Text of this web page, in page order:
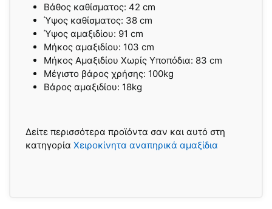
Βάθος καθίσματος: 42 cm
Ύψος καθίσματος: 38 cm
Ύψος αμαξιδίου: 91 cm
Μήκος αμαξιδίου: 103 cm
Μήκος Αμαξιδίου Χωρίς Υποπόδια: 83 cm
Μέγιστο βάρος χρήσης: 100kg
Βάρος αμαξιδίου: 18kg
Δείτε περισσότερα προϊόντα σαν και αυτό στη
κατηγορία Χειροκίνητα αναπηρικά αμαξίδια